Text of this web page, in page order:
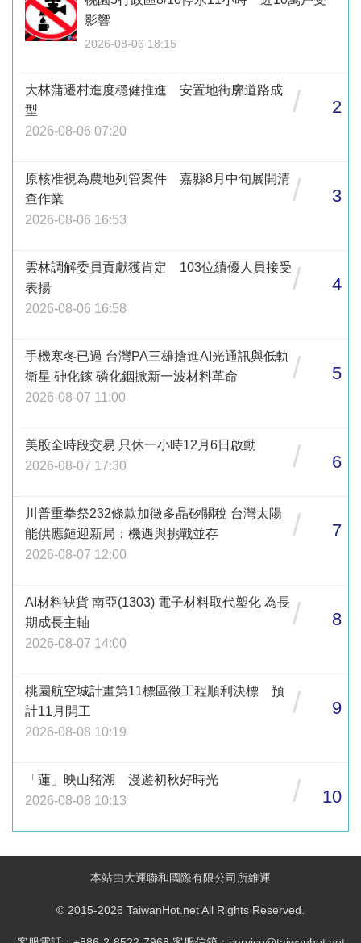
影響
2026-08-06 18:15
大林蒲遷村進度穩健推進 安置地街廓道路成
型
2026-08-06 07:20
/ 2
原核准視為農地列管案件 嘉縣8月中旬展開清
查作業
2026-08-06 16:53
/ 3
雲林調解委員貢獻獲肯定 103位績優人員接受
表揚
2026-08-06 16:58
/ 4
手機寒冬已過 台灣PA三雄搶進AI光通訊與低軌
衛星 砷化鎵 磷化銦掀新一波材料革命
2026-08-07 11:00
/ 5
美股全時段交易 只休一小時12月6日啟動
2026-08-07 17:30
/ 6
川普重拳祭232條款加徵多晶矽關稅 台灣太陽
能供應鏈迎新局：機遇與挑戰並存
2026-08-07 12:00
/ 7
AI材料缺貨 南亞(1303) 電子材料取代塑化 為長
期成長主軸
2026-08-07 14:00
/ 8
桃園航空城計畫第11標區徵工程順利決標 預
計11月開工
2026-08-08 10:19
/ 9
「蓮」映山豬湖 漫遊初秋好時光
2026-08-08 10:13
/ 10
本站由大運聯和國際有限公司所維運
© 2015-2026 TaiwanHot.net All Rights Reserved.